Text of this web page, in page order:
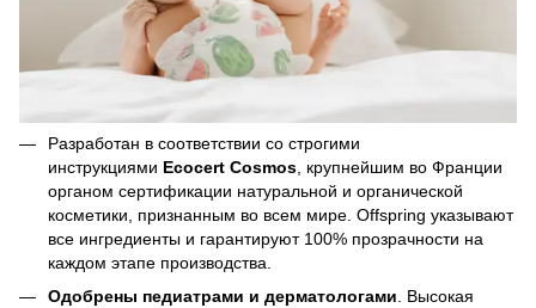
Разработан в соответствии со строгими
инструкциями Ecocert Cosmos , крупнейшим во Франции
органом сертификации натуральной и органической
косметики, признанным во всем мире. Offspring указывают
все ингредиенты и гарантируют 100% прозрачности на
каждом этапе производства.
Одобрены педиатрами и дерматологами . Высокая